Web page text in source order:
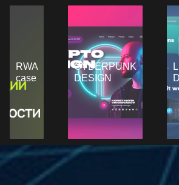
RWA
case
CYBERPUNK
DESIGN